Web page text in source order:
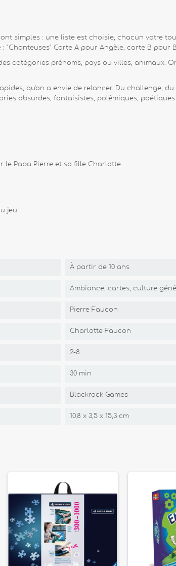
simples : une liste est choisie, chacun votre
"Chanteuses" Carte A pour Angèle, carte B pour
catégories prénoms, pays ou villes, animaux.
qu'on a envie de relancer. Du challenge,
absurdes, fantaisistes, polémiques,
le Papa Pierre et sa fille Charlotte.
jeu
À partir de 10 ans
Ambiance, cartes, culture
Pierre Faucon
Charlotte Faucon
2-8
30 min
Blackrock Games
10,8 x 3,5 x 15,3 cm